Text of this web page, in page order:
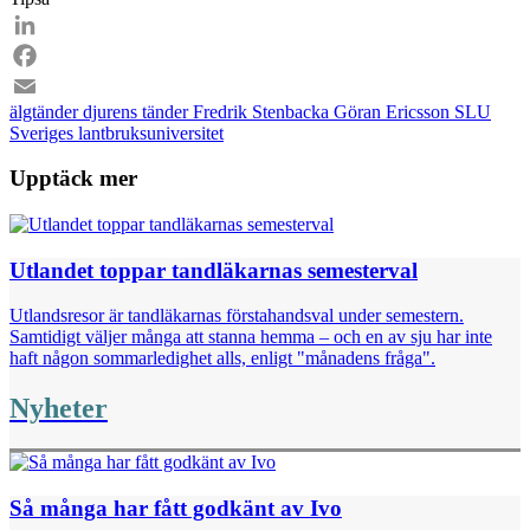
Email
LinkedIn
Facebook
Email
älgtänderdjurens tänderFredrik Stenbacka Göran Ericsson SLU
Sveriges lantbruksuniversitet
Upptäck mer
Utlandet toppar tandläkarnas semesterval
Utlandsresor är tandläkarnas förstahandsval under semestern.
Samtidigt väljer många att stanna hemma – och en av sju har inte
haft någon sommarledighet alls, enligt "månadens fråga".
Nyheter
Så många har fått godkänt av Ivo